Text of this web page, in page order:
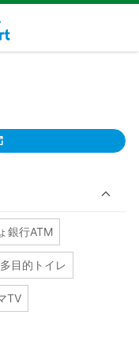
銀行ATM
多目的トイレ
TV